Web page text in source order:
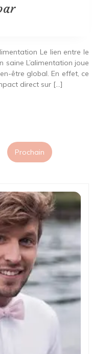
Le lien entre le
saine L’alimentation joue
être global. En effet, ce
direct sur […]
Prochain